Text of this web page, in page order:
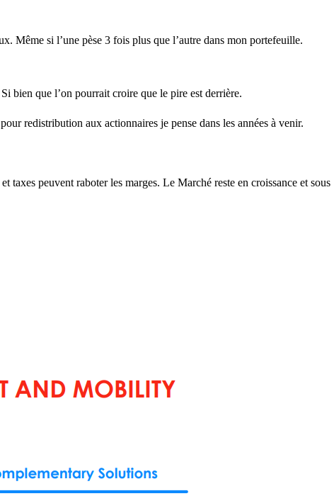
Même si l’une pèse 3 fois plus que l’autre dans mon portefeuille.
bien que l’on pourrait croire que le pire est derrière.
redistribution aux actionnaires je pense dans les années à venir.
peuvent raboter les marges. Le Marché reste en croissance et sous